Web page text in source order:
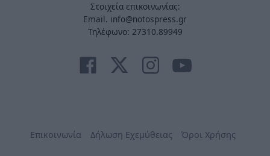
Στοιχεία επικοινωνίας:
Email. info@notospress.gr
Τηλέφωνο: 27310.89949
Επικοινωνία Δήλωση Εχεμύθειας Όροι Χρήσης